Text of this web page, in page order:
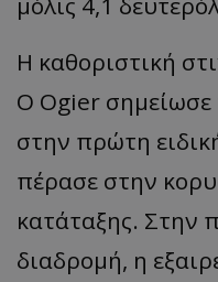
Η καθοριστική
Ο Ogier σημείωσε
στην πρώτη
πέρασε στην
κατάταξης. Στην
διαδρομή, η